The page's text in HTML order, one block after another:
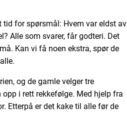
tid for spørsmål: Hvem var eldst av
Alle som svarer, får godteri. Det
Kan vi få noen ekstra, spør de
og de gamle velger tre
i rett rekkefølge. Med hjelp fra
Etterpå er det kake til alle før de